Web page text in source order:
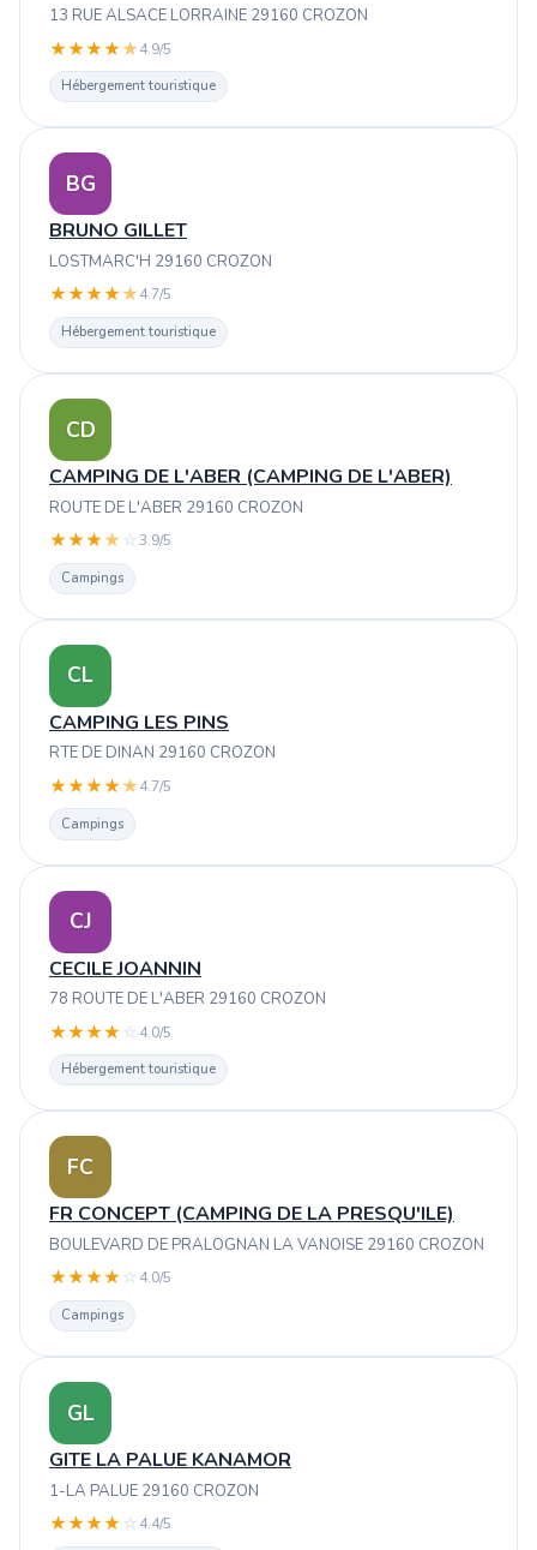
13 RUE ALSACE LORRAINE 29160 CROZON
★★★★★4.9/5
Hébergement touristique
BG
BRUNO GILLET
LOSTMARC'H 29160 CROZON
★★★★★4.7/5
Hébergement touristique
CD
CAMPING DE L'ABER (CAMPING DE L'ABER)
ROUTE DE L'ABER 29160 CROZON
★★★★ ☆3.9/5
Campings
CL
CAMPING LES PINS
RTE DE DINAN 29160 CROZON
★★★★★4.7/5
Campings
CJ
CECILE JOANNIN
78 ROUTE DE L'ABER 29160 CROZON
★★★★ ☆ 4.0/5
Hébergement touristique
FC
FR CONCEPT (CAMPING DE LA PRESQU'ILE)
BOULEVARD DE PRALOGNAN LA VANOISE 29160 CROZON
★★★★ ☆ 4.0/5
Campings
GL
GITE LA PALUE KANAMOR
1-LA PALUE 29160 CROZON
★★★★ ☆ 4.4/5